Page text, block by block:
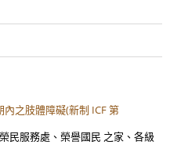
之肢體障礙(新制 ICF 第
民服務處、榮譽國民 之家、各級